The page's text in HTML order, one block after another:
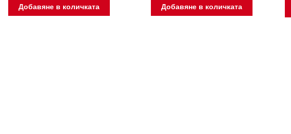
Добавяне в количката Добавяне в количката